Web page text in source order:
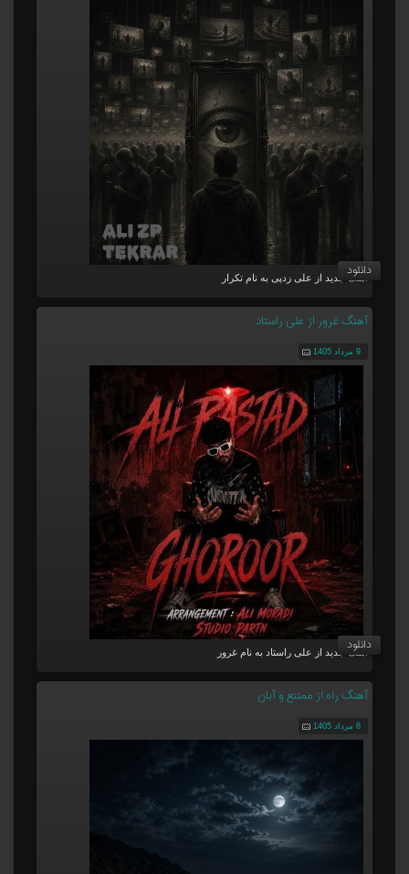
آهنگ جدید از علی زدپی به نام تکرار
دانلود
آهنگ غرور از علی راستاد
9 مرداد 1405
آهنگ جدید از علی راستاد به نام غرور
دانلود
آهنگ راه از ممتنع و آبان
8 مرداد 1405